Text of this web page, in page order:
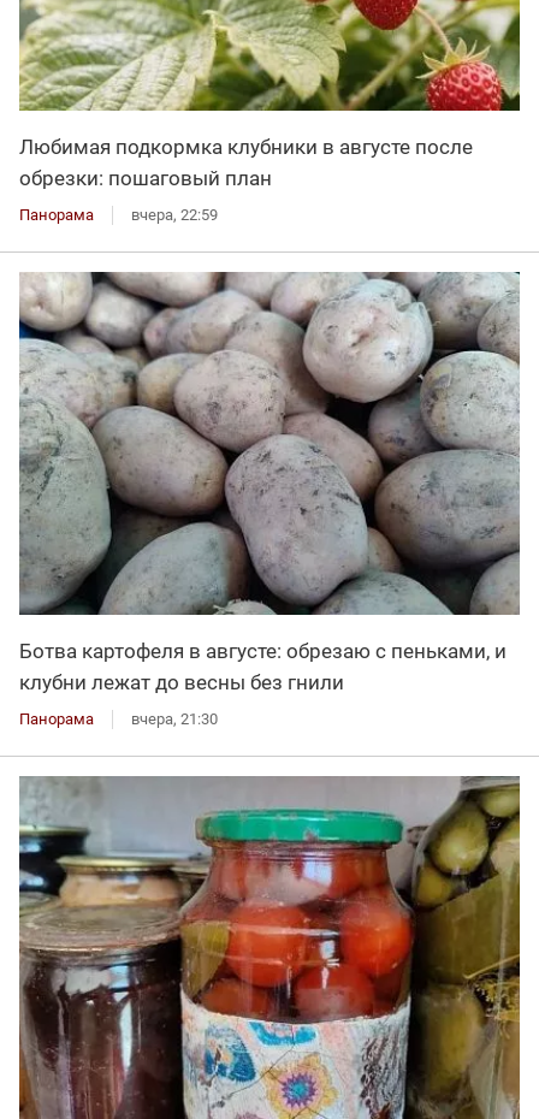
Любимая подкормка клубники в августе после
обрезки: пошаговый план
Панорама вчера, 22:59
Ботва картофеля в августе: обрезаю с пеньками, и
клубни лежат до весны без гнили
Панорама вчера, 21:30